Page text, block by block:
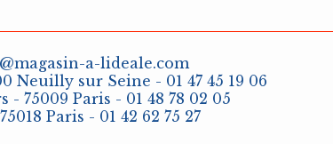
a-lideale.com
Neuilly sur Seine - 01 47 45 19 06
- 75009 Paris - 01 48 78 02 05
Paris - 01 42 62 75 27